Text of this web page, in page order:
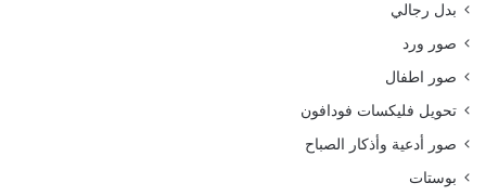
بدل رجالي
صور ورد
صور اطفال
تحويل فليكسات فودافون
صور أدعية وأذكار الصباح
بوستات